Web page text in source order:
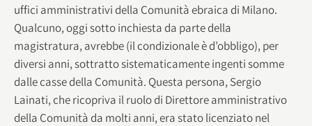
uffici amministrativi della Comunità ebraica di Milano.
Qualcuno, oggi sotto inchiesta da parte della
magistratura, avrebbe (il condizionale è d’obbligo), per
diversi anni, sottratto sistematicamente ingenti somme
dalle casse della Comunità. Questa persona, Sergio
Lainati, che ricopriva il ruolo di Direttore amministrativo
della Comunità da molti anni, era stato licenziato nel